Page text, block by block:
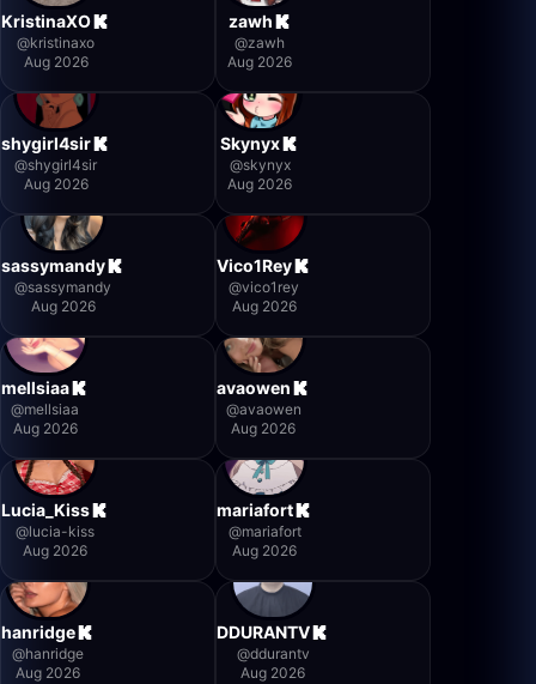
KristinaXO
@kristinaxo
Aug 2026
zawh
@zawh
Aug 2026
shygirl4sir
@shygirl4sir
Aug 2026
Skynyx
@skynyx
Aug 2026
sassymandy
@sassymandy
Aug 2026
Vico1Rey
@vico1rey
Aug 2026
mellsiaa
@mellsiaa
Aug 2026
avaowen
@avaowen
Aug 2026
Lucia_Kiss
@lucia-kiss
Aug 2026
mariafort
@mariafort
Aug 2026
hanridge
@hanridge
Aug 2026
DDURANTV
@ddurantv
Aug 2026